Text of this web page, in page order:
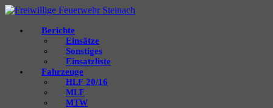
Berichte
Einsätze
Sonstiges
Einsatzliste
Fahrzeuge
HLF 20/16
MLF
MTW